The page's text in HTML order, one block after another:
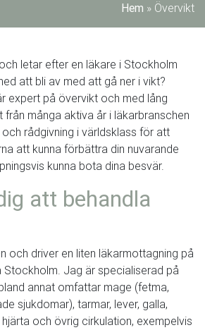
Hem » Övervikt
letar efter en läkare i Stockholm
att bli av med att gå ner i vikt?
expert på övervikt och med lång
från många aktiva år i läkarbranschen
rådgivning i världsklass för att
att kunna förbättra din nuvarande
kunna bota dina besvär.
att behandla
och driver en liten läkarmottagning på
Stockholm. Jag är specialiserad på
annat omfattar mage (fetma,
sjukdomar), tarmar, lever, galla,
och övrig cirkulation, exempelvis